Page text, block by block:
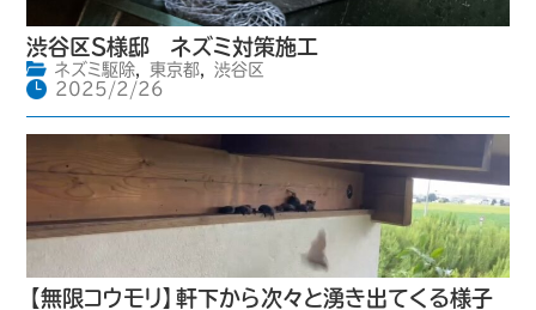
渋谷区S様邸 ネズミ対策施工
ネズミ駆除, 東京都,
渋谷区
2025/2/26
【無限コウモリ】軒下から次々と湧き出てくる様子